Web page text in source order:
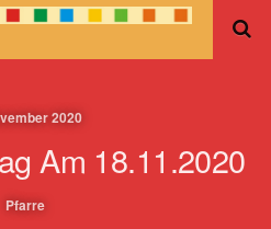
2020
Am 18.11.2020
Pfarre